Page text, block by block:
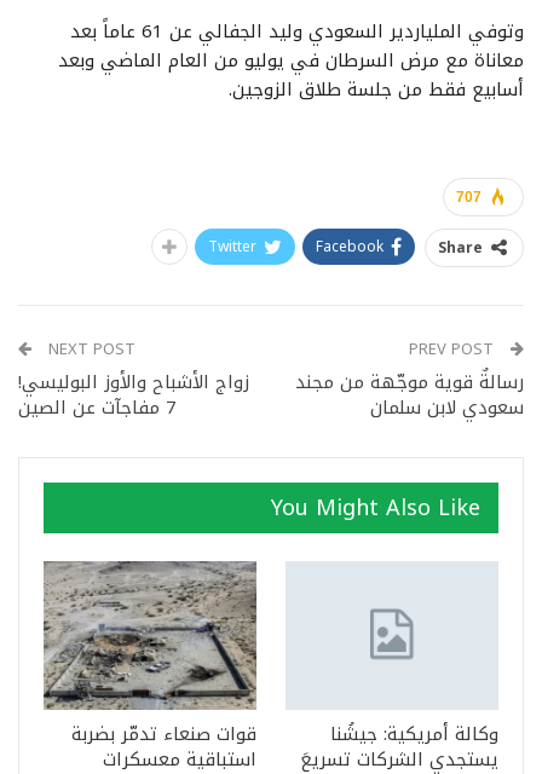
وتوفي الملياردير السعودي وليد الجفالي عن 61 عاماً بعد
معاناة مع مرض السرطان في يوليو من العام الماضي وبعد
أسابيع فقط من جلسة طلاق الزوجين.
707
Share
Facebook
Twitter
رسالةٌ قوية موجّهة من مجند
سعودي لابن سلمان
NEXT POST
زواج الأشباح والأوز البوليسي!
7 مفاجآت عن الصين
You Might Also Like
وكالة أمريكية: جيشُنا
يستجدي الشركات تسريعَ
قوات صنعاء تدمّر بضربة
استباقية معسكرات